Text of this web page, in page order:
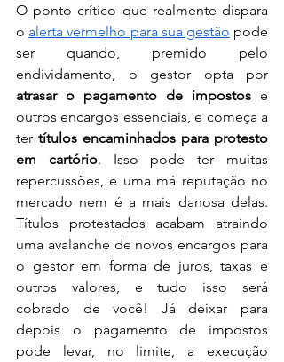
O ponto crítico que realmente dispara
o alerta vermelho para sua gestão pode
ser quando, premido pelo
atrasar o pagamento de impostos e
outros encargos essenciais, e começa a
ter títulos encaminhados para protesto
em cartório. Isso pode ter muitas
repercussões, e uma má reputação no
mercado nem é a mais danosa delas.
Títulos protestados acabam atraindo
uma avalanche de novos encargos para
o gestor em forma de juros, taxas e
outros valores, e tudo isso será
cobrado de você! Já deixar para
depois o pagamento de impostos
pode levar, no limite, a execução